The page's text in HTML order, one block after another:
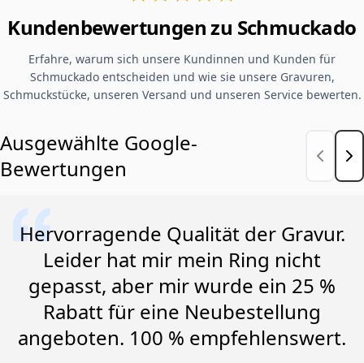
Kundenbewertungen zu Schmuckado
Erfahre, warum sich unsere Kundinnen und Kunden für
Schmuckado entscheiden und wie sie unsere Gravuren,
Schmuckstücke, unseren Versand und unseren Service bewerten.
Ausgewählte Google-
Bewertungen
Hervorragende Qualität der Gravur.
Leider hat mir mein Ring nicht
gepasst, aber mir wurde ein 25 %
Rabatt für eine Neubestellung
angeboten. 100 % empfehlenswert.